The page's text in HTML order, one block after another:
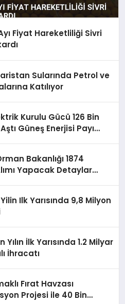
Fiyat Hareketliliği Sivri
Sularında Petrol ve
Katılıyor
Kurulu Gücü 126 Bin
Güneş Enerjisi Payı
Bakanlığı 1874
Yapacak Detaylar
Ilk Yarısında 9,8 Milyon
Yılın İlk Yarısında 1.2 Milyar
İhracatı
Fırat Havzası
Projesi ile 40 Bin